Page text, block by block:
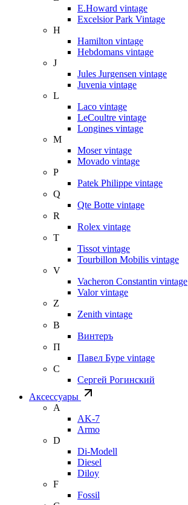
E.Howard vintage
Excelsior Park Vintage
H
Hamilton vintage
Hebdomans vintage
J
Jules Jurgensen vintage
Juvenia vintage
L
Laco vintage
LeCoultre vintage
Longines vintage
M
Moser vintage
Movado vintage
P
Patek Philippe vintage
Q
Qte Botte vintage
R
Rolex vintage
T
Tissot vintage
Tourbillon Mobilis vintage
V
Vacheron Constantin vintage
Valor vintage
Z
Zenith vintage
В
Винтеръ
П
Павел Буре vintage
С
Сергей Рогинский
Аксессуары
A
AK-7
Armo
D
Di-Modell
Diesel
Diloy
F
Fossil